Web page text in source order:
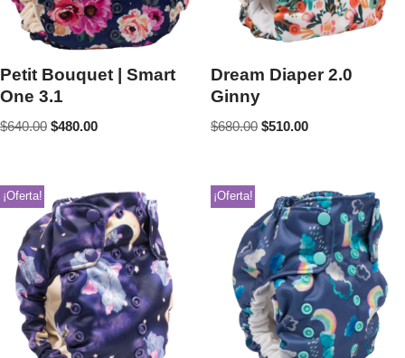
Petit Bouquet | Smart
One 3.1
$640.00 $480.00
Dream Diaper 2.0
Ginny
$680.00 $510.00
¡Oferta! ¡Oferta!